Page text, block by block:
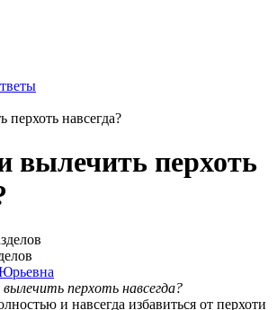
навсегда?
вылечить перхоть
перхоть навсегда?
и навсегда избавиться от перхоти